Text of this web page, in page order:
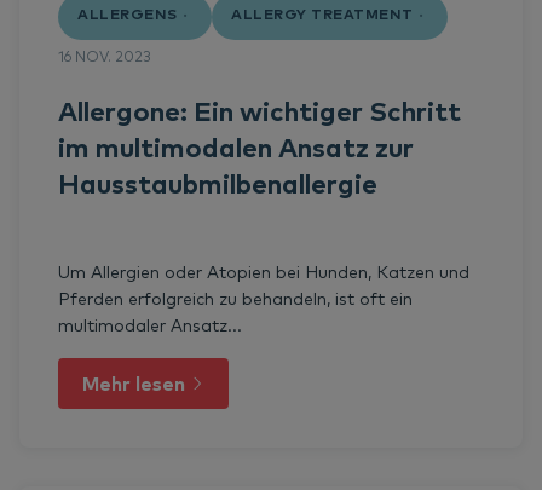
ALLERGENS ALLERGY TREATMENT
16 NOV. 2023
Allergone: Ein wichtiger Schritt
im multimodalen Ansatz zur
Hausstaubmilbenallergie
Um Allergien oder Atopien bei Hunden, Katzen und
Pferden erfolgreich zu behandeln, ist oft ein
multimodaler Ansatz...
Mehr lesen